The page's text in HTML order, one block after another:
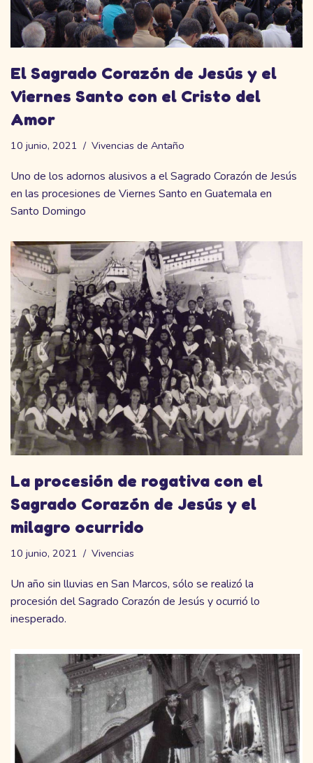
El Sagrado Corazón de Jesús y el
Viernes Santo con el Cristo del
Amor
10 junio, 2021 Vivencias de Antaño
Uno de los adornos alusivos a el Sagrado Corazón de Jesús
en las procesiones de Viernes Santo en Guatemala en
Santo Domingo
La procesión de rogativa con el
Sagrado Corazón de Jesús y el
milagro ocurrido
10 junio, 2021 Vivencias
Un año sin lluvias en San Marcos, sólo se realizó la
procesión del Sagrado Corazón de Jesús y ocurrió lo
inesperado.